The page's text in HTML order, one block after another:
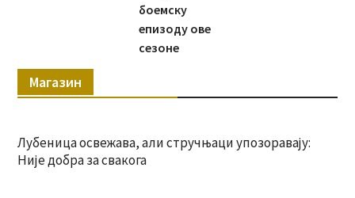
боемску
епизоду ове
сезоне
Магазин
Лубеница освежава, али стручњаци упозоравају:
Није добра за свакога